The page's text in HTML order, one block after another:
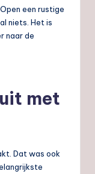
een rustige
niets. Het is
naar de
met
Dat was ook